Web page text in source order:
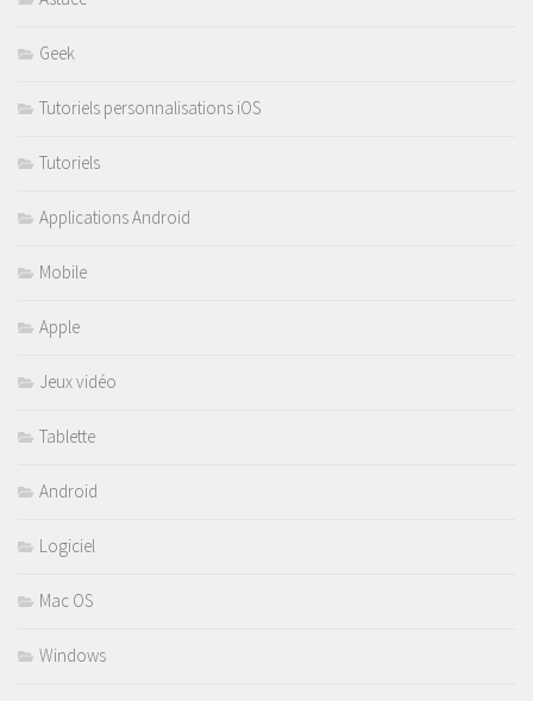
Geek
Tutoriels personnalisations iOS
Tutoriels
Applications Android
Mobile
Apple
Jeux vidéo
Tablette
Android
Logiciel
Mac OS
Windows